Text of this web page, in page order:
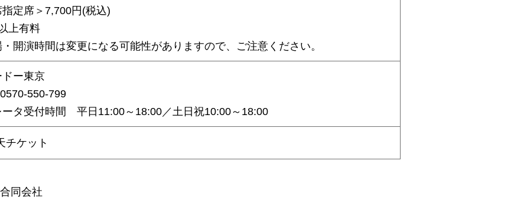
指定席＞7,700円(税込)
上有料
開演時間は変更になる可能性がありますので、ご注意ください。
ドー東京
550-799
ータ受付時間 平日11:00～18:00／土日祝10:00～18:00
チケット
同会社